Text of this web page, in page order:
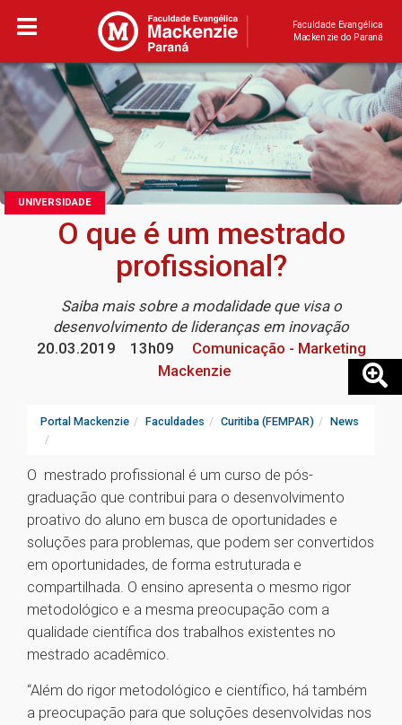
Faculdade Evangélica
Mackenzie do Paraná
UNIVERSIDADE
O que é um mestrado
profissional?
Saiba mais sobre a modalidade que visa o
desenvolvimento de lideranças em inovação
20.03.2019
13h09
Comunicação - Marketing
Mackenzie
Portal Mackenzie Faculdades Curitiba (FEMPAR) News
O mestrado profissional é um curso de pós-
graduação que contribui para o desenvolvimento
proativo do aluno em busca de oportunidades e
soluções para problemas, que podem ser convertidos
em oportunidades, de forma estruturada e
compartilhada. O ensino apresenta o mesmo rigor
metodológico e a mesma preocupação com a
qualidade científica dos trabalhos existentes no
mestrado acadêmico.
“Além do rigor metodológico e científico, há também
a preocupação para que soluções desenvolvidas nos